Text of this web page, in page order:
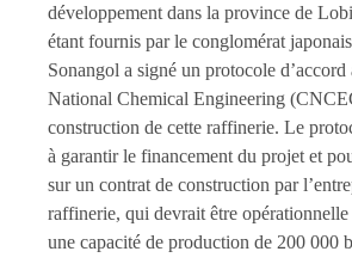
développement dans la province de
étant fournis par le conglomérat
Sonangol a signé un protocole d’accord
National Chemical Engineering
construction de cette raffinerie. Le
à garantir le financement du projet et
sur un contrat de construction par
raffinerie, qui devrait être opérationnelle
une capacité de production de 200 000